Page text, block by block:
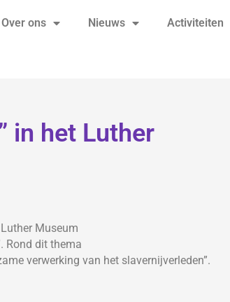
Over ons Nieuws Activiteiten
in het Luther
Museum
Rond dit thema
verwerking van het slavernijverleden”.